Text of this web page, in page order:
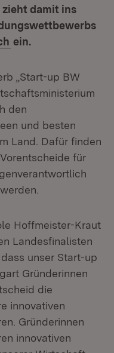
zieht damit ins
(Öffnet in neuem
ein.
„Start-up BW
den
und besten
Land. Dafür finden
für
Hoffmeister-Kraut
Landesfinalisten
unser Start-up
Gründerinnen
die
innovativen
Gründerinnen
innovativen